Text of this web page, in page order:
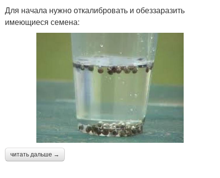
Для начала нужно откалибровать и обеззаразить
имеющиеся семена:
читать дальше →